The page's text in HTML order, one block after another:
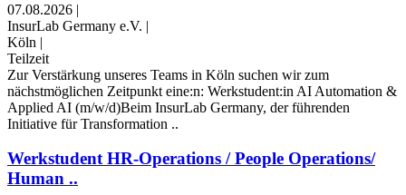
07.08.2026 |
InsurLab Germany e.V. |
Köln |
Teilzeit
Zur Verstärkung unseres Teams in Köln suchen wir zum
nächstmöglichen Zeitpunkt eine:n: Werkstudent:in AI Automation &
Applied AI (m/w/d)Beim InsurLab Germany, der führenden
Initiative für Transformation ..
Werkstudent HR-Operations / People Operations/
Human ..